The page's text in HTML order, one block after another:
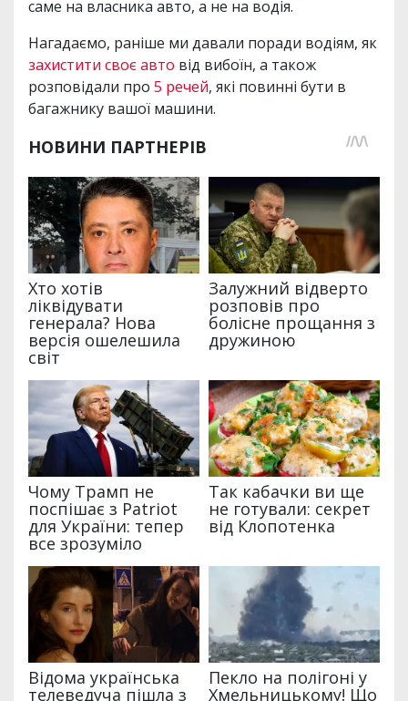
саме на власника авто, а не на водія.
Нагадаємо, раніше ми давали поради водіям, як
захистити своє авто від вибоїн, а також
розповідали про 5 речей, які повинні бути в
багажнику вашої машини.